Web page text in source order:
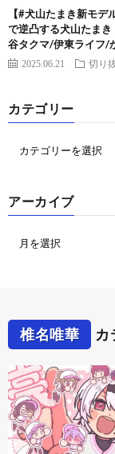
【#犬山たまき新モ
で逆凸する犬山たま
谷タクマ/伊東ライフ/
2025.06.21 切り
カテゴリー
アーカイブ
椎名唯華 カ